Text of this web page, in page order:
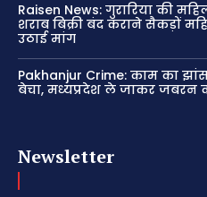
Raisen News: गुरारिया की
शराब बिक्री बंद कराने सैकड़ों
उठाई मांग
Pakhanjur Crime: काम का
बेचा, मध्यप्रदेश ले जाकर जबरन
Newsletter